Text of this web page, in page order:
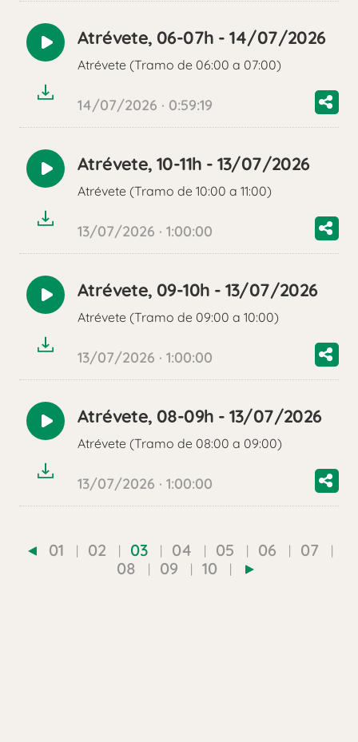
Reproducir
audio
Atrévete, 06-07h - 14/07/2026
Atrévete (Tramo de 06:00 a 07:00)
14/07/2026 · 0:59:19
Reproducir
audio
Atrévete, 10-11h - 13/07/2026
Atrévete (Tramo de 10:00 a 11:00)
13/07/2026 · 1:00:00
Reproducir
audio
Atrévete, 09-10h - 13/07/2026
Atrévete (Tramo de 09:00 a 10:00)
13/07/2026 · 1:00:00
Reproducir
audio
Atrévete, 08-09h - 13/07/2026
Atrévete (Tramo de 08:00 a 09:00)
13/07/2026 · 1:00:00
01 02 03 04 05 06
07
08
09 10